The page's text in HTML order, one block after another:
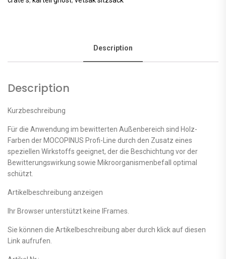
Description
Description
Kurzbeschreibung
Für die Anwendung im bewitterten Außenbereich sind Holz-
Farben der MOCOPINUS Profi-Line durch den Zusatz eines
speziellen Wirkstoffs geeignet, der die Beschichtung vor der
Bewitterungswirkung sowie Mikroorganismenbefall optimal
schützt.
Artikelbeschreibung anzeigen
Ihr Browser unterstützt keine IFrames.
Sie können die Artikelbeschreibung aber durch klick auf diesen
Link aufrufen.